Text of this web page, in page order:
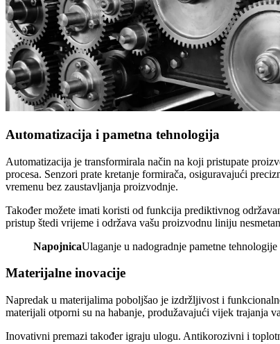
Automatizacija i pametna tehnologija
Automatizacija je transformirala način na koji pristupate
procesa. Senzori prate kretanje formirača, osiguravajući
vremenu bez zaustavljanja proizvodnje.
Također možete imati koristi od funkcija prediktivnog
pristup štedi vrijeme i održava vašu proizvodnu liniju
NapojnicaUlaganje u nadogradnje pametne
Materijalne inovacije
Napredak u materijalima poboljšao je izdržljivost i
materijali otporni su na habanje, produžavajući vijek trajanja
Inovativni premazi također igraju ulogu. Antikorozivni i